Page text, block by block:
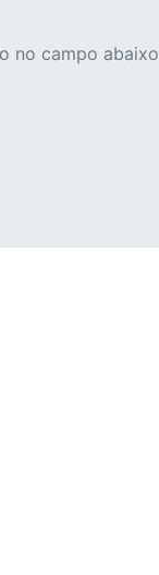
no campo abaixo